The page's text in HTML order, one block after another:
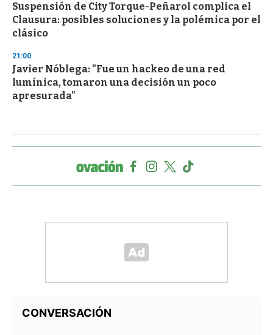
Suspensión de City Torque-Peñarol complica el
Clausura: posibles soluciones y la polémica por el
clásico
21:00
Javier Nóblega: "Fue un hackeo de una red
lumínica, tomaron una decisión un poco
apresurada"